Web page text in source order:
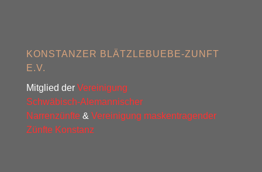
KONSTANZER BLÄTZLEBUEBE-ZUNFT
E.V.
Mitglied der Vereinigung
Schwäbisch-Alemannischer
Narrenzünfte & Vereinigung maskentragender
Zünfte Konstanz